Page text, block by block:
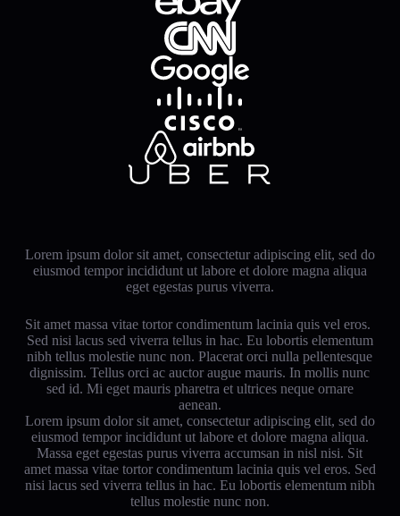
Lorem ipsum dolor sit amet, consectetur adipiscing elit, sed do
eiusmod tempor incididunt ut labore et dolore magna aliqua
eget egestas purus viverra.
Sit amet massa vitae tortor condimentum lacinia quis vel eros.
Sed nisi lacus sed viverra tellus in hac. Eu lobortis elementum
nibh tellus molestie nunc non. Placerat orci nulla pellentesque
dignissim. Tellus orci ac auctor augue mauris. In mollis nunc
sed id. Mi eget mauris pharetra et ultrices neque ornare
aenean.
Lorem ipsum dolor sit amet, consectetur adipiscing elit, sed do
eiusmod tempor incididunt ut labore et dolore magna aliqua.
Massa eget egestas purus viverra accumsan in nisl nisi. Sit
amet massa vitae tortor condimentum lacinia quis vel eros. Sed
nisi lacus sed viverra tellus in hac. Eu lobortis elementum nibh
tellus molestie nunc non.